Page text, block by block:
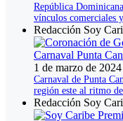
República
vínculos comerciales
Redacción Soy
1 de marzo de 2024
Carnaval de Punta
región este al ritmo
Redacción Soy